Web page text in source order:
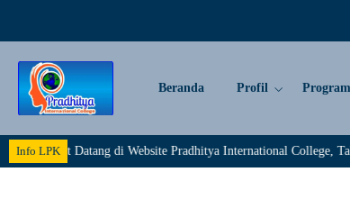
Beranda Profil Program
Info LPKDatang di Website Pradhitya International College,